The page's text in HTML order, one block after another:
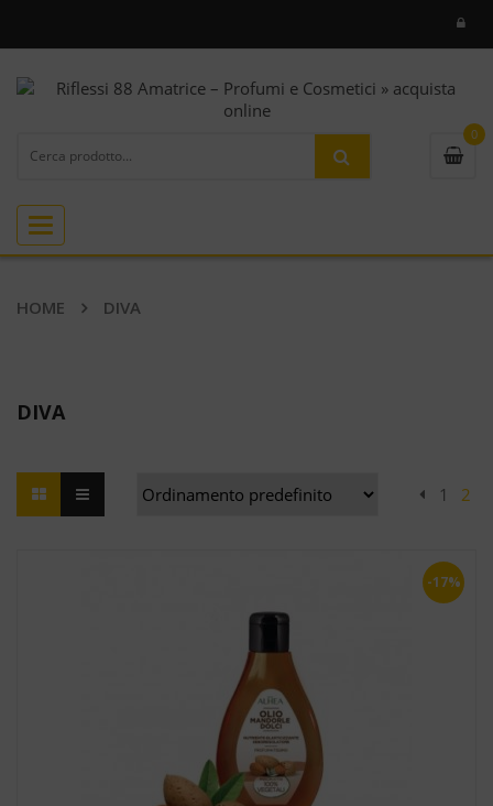
0
Toggle
navigation
HOME DIVA
DIVA
1 2
-17%